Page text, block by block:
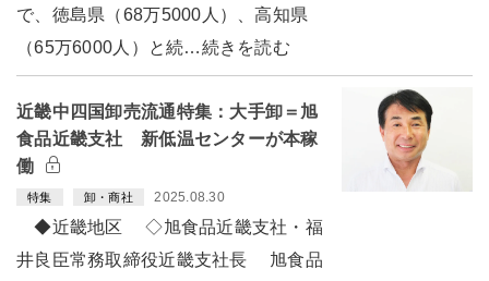
で、徳島県（68万5000人）、高知県
（65万6000人）と続…続きを読む
近畿中四国卸売流通特集：大手卸＝旭
食品近畿支社 新低温センターが本稼
働
特集 卸・商社 2025.08.30
◆近畿地区 ◇旭食品近畿支社・福
井良臣常務取締役近畿支社長 旭食品